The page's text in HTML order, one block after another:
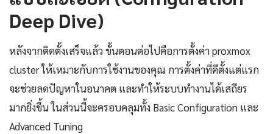
Deep Dive)
หลังจากติดตั้งเสร็จแล้ว ขั้นตอนต่อไปคือการตั้งค่า proxmox
cluster ให้เหมาะกับการใช้งานของคุณ การตั้งค่าที่ดีตั้งแต่แรก
จะช่วยลดปัญหาในอนาคต และทำให้ระบบทำงานได้เสถียร
มากยิ่งขึ้น ในส่วนนี้จะครอบคลุมทั้ง Basic Configuration และ
Advanced Tuning